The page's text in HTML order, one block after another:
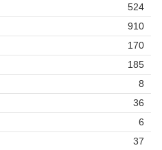
524
910
170
185
8
36
6
37